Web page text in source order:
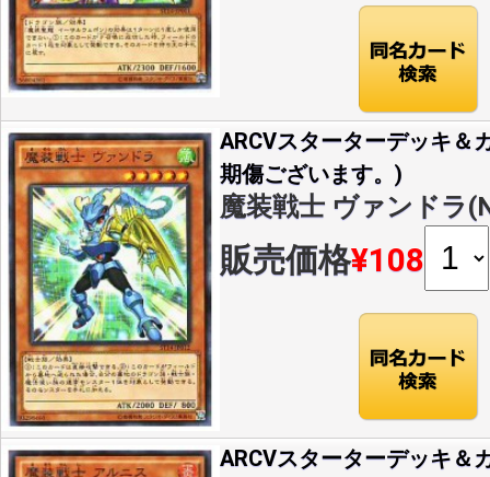
ARCVスターターデッキ＆
期傷ございます。)
魔装戦士 ヴァンドラ
販売価格¥108
ARCVスターターデッキ＆